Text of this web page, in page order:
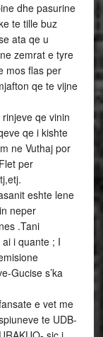
dhe pasurine
te tille buz
ata qe u
zemrat e tyre
mos flas per
qe te vijne
qe vinin
qe i kishte
ne Vuthaj por
per
eshte lene
neper
.Tani
i quante ; I
Gucise s’ka
e vet me
te UDB-